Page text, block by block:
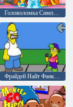
Головоломка Симпсонов
Фрайдей Найт Фанкин против злого папы